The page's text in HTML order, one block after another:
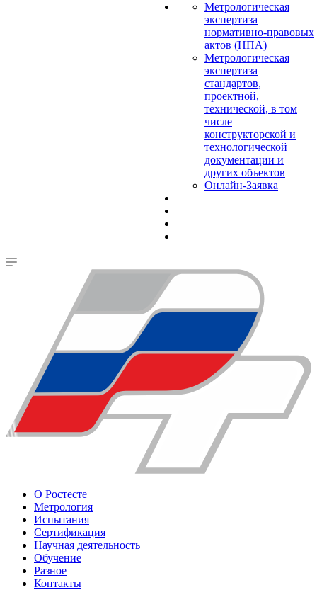
Метрологическая
экспертиза
нормативно-правовых
актов (НПА)
Метрологическая
экспертиза
стандартов,
проектной,
технической, в том
числе
конструкторской и
технологической
документации и
других объектов
Онлайн-Заявка
О Ростесте
Метрология
Испытания
Сертификация
Научная деятельность
Обучение
Разное
Контакты